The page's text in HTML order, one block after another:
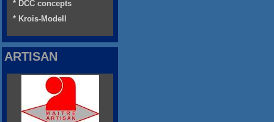
* DCC concepts
* Krois-Modell
ARTISAN